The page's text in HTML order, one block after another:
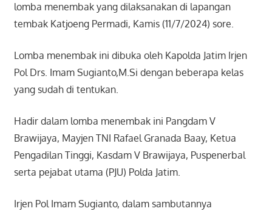
lomba menembak yang dilaksanakan di lapangan
tembak Katjoeng Permadi, Kamis (11/7/2024) sore.
Lomba menembak ini dibuka oleh Kapolda Jatim Irjen
Pol Drs. Imam Sugianto,M.Si dengan beberapa kelas
yang sudah di tentukan.
Hadir dalam lomba menembak ini Pangdam V
Brawijaya, Mayjen TNI Rafael Granada Baay, Ketua
Pengadilan Tinggi, Kasdam V Brawijaya, Puspenerbal
serta pejabat utama (PJU) Polda Jatim.
Irjen Pol Imam Sugianto, dalam sambutannya